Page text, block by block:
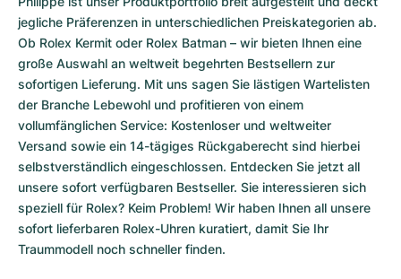
jegliche Präferenzen in unterschiedlichen Preiskategorien ab.
Ob Rolex Kermit oder Rolex Batman – wir bieten Ihnen eine
große Auswahl an weltweit begehrten Bestsellern zur
sofortigen Lieferung. Mit uns sagen Sie lästigen Wartelisten
der Branche Lebewohl und profitieren von einem
vollumfänglichen Service: Kostenloser und weltweiter
Versand sowie ein 14-tägiges Rückgaberecht sind hierbei
selbstverständlich eingeschlossen. Entdecken Sie jetzt all
unsere sofort verfügbaren Bestseller. Sie interessieren sich
speziell für Rolex? Keim Problem! Wir haben Ihnen all unsere
sofort lieferbaren Rolex-Uhren kuratiert, damit Sie Ihr
Traummodell noch schneller finden.